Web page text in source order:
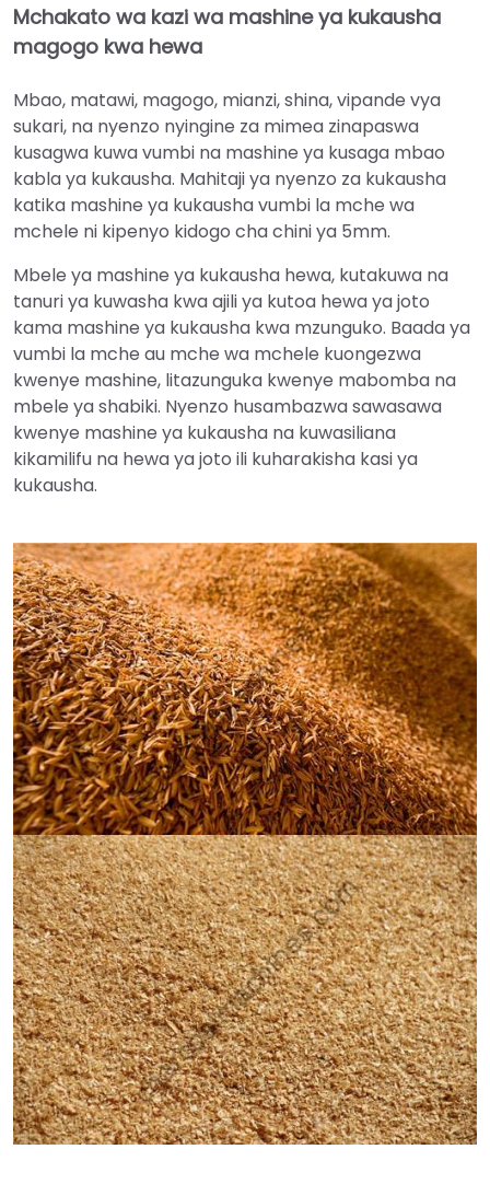
Mchakato wa kazi wa mashine ya kukausha
magogo kwa hewa
Mbao, matawi, magogo, mianzi, shina, vipande vya
sukari, na nyenzo nyingine za mimea zinapaswa
kusagwa kuwa vumbi na mashine ya kusaga mbao
kabla ya kukausha. Mahitaji ya nyenzo za kukausha
katika mashine ya kukausha vumbi la mche wa
mchele ni kipenyo kidogo cha chini ya 5mm.
Mbele ya mashine ya kukausha hewa, kutakuwa na
tanuri ya kuwasha kwa ajili ya kutoa hewa ya joto
kama mashine ya kukausha kwa mzunguko. Baada ya
vumbi la mche au mche wa mchele kuongezwa
kwenye mashine, litazunguka kwenye mabomba na
mbele ya shabiki. Nyenzo husambazwa sawasawa
kwenye mashine ya kukausha na kuwasiliana
kikamilifu na hewa ya joto ili kuharakisha kasi ya
kukausha.